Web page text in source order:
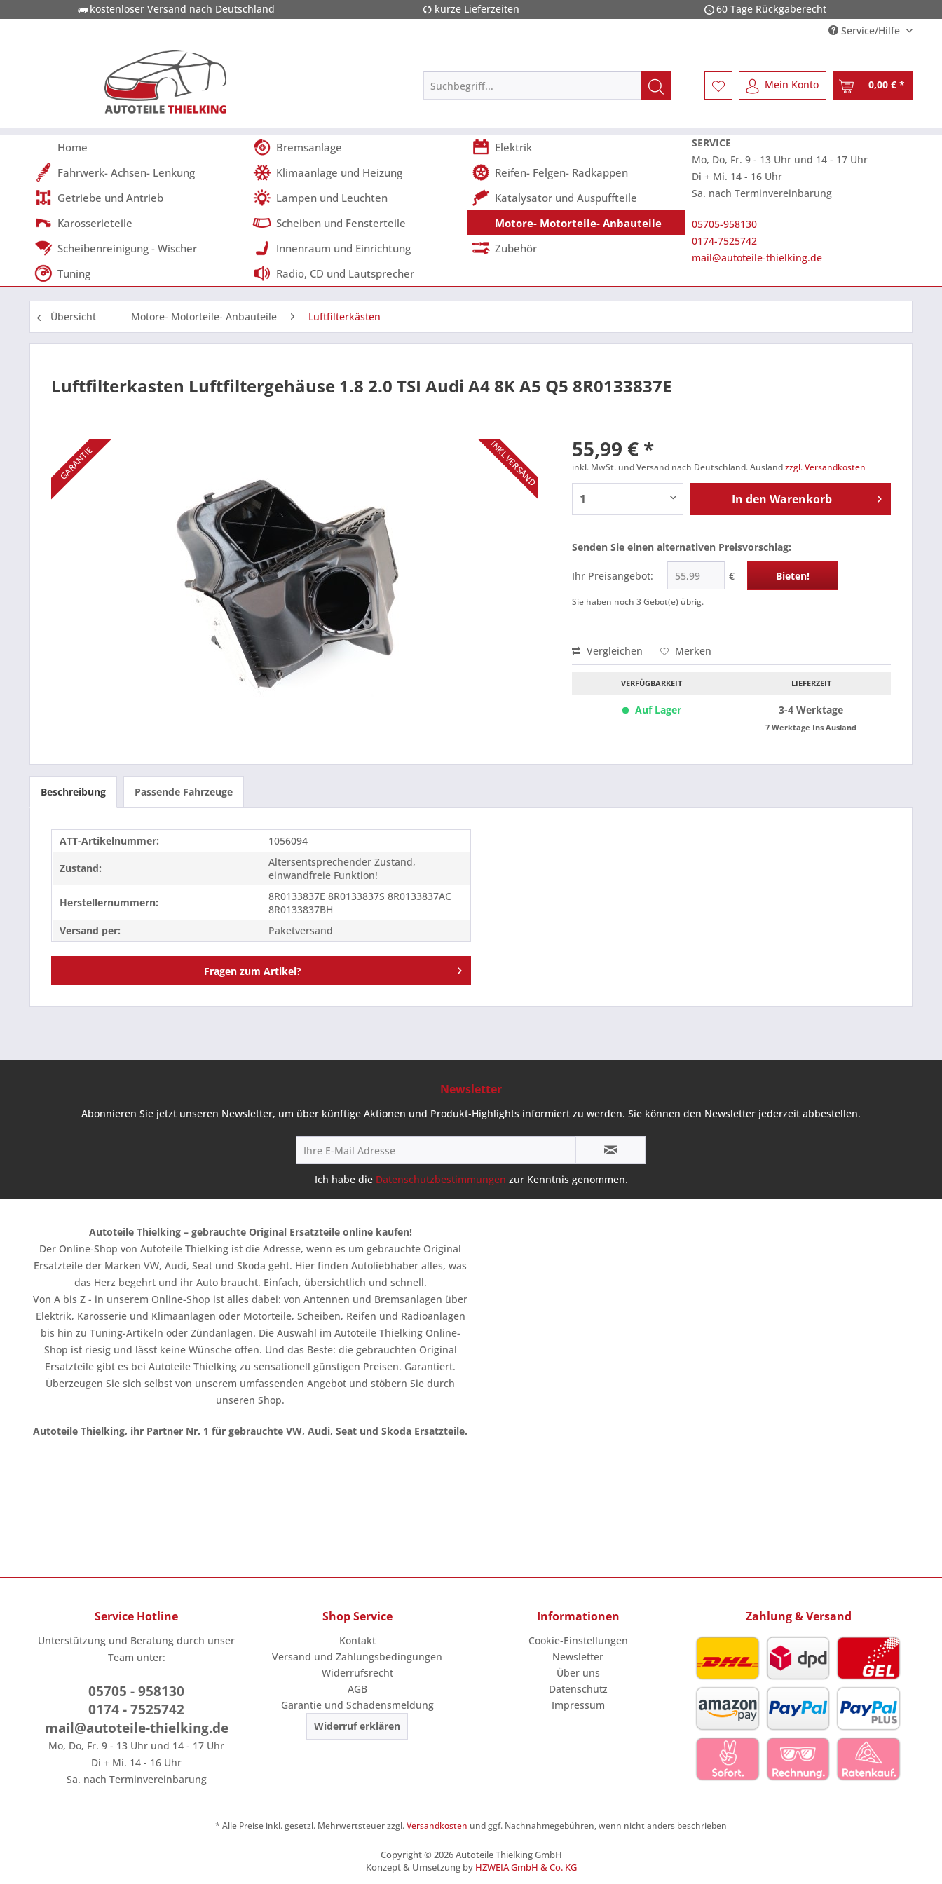
kostenloser Versand nach Deutschland kurze Lieferzeiten
60 Tage Rückgaberecht
Service/Hilfe
Mein Konto 0,00 € *
Home Bremsanlage
Elektrik
Fahrwerk- Achsen- Lenkung
Klimaanlage und Heizung
Reifen- Felgen- Radkappen
Getriebe und Antrieb
Lampen und Leuchten
Katalysator und Auspuffteile
Karosserieteile
Scheiben und Fensterteile
Motore- Motorteile- Anbauteile
Scheibenreinigung - Wischer
Innenraum und Einrichtung
Zubehör
Tuning
Radio, CD und Lautsprecher
SERVICE
Mo, Do, Fr. 9 - 13 Uhr und 14 - 17 Uhr
Di + Mi. 14 - 16 Uhr
Sa. nach Terminvereinbarung
05705-958130
0174-7525742
mail@autoteile-thielking.de
Übersicht Motore- Motorteile- Anbauteile Luftfilterkästen
Luftfilterkasten Luftfiltergehäuse 1.8 2.0 TSI Audi A4 8K A5 Q5 8R0133837E
GARANTIE INKL VERSAND 55,99 € *
inkl. MwSt. und Versand nach Deutschland. Auslandzzgl. Versandkosten
In den Warenkorb
Senden Sie einen alternativen Preisvorschlag:
Ihr Preisangebot: € Bieten!
Sie haben noch 3Gebot(e) übrig.
Vergleichen Merken
VERFÜGBARKEIT
Auf Lager
LIEFERZEIT
3-4 Werktage
7 Werktage Ins Ausland
Beschreibung Passende Fahrzeuge
ATT-Artikelnummer: 1056094
Zustand:
Altersentsprechender Zustand,
einwandfreie Funktion!
Herstellernummern:
8R0133837E 8R0133837S 8R0133837AC
8R0133837BH
Versand per:
Paketversand
Fragen zum Artikel?
Service Hotline
Unterstützung und Beratung durch unser
Team unter:
05705 - 958130
0174 - 7525742
mail@autoteile-thielking.de
Mo, Do, Fr. 9 - 13 Uhr und 14 - 17 Uhr
Di + Mi. 14 - 16 Uhr
Sa. nach Terminvereinbarung
Shop Service
Kontakt
Versand und Zahlungsbedingungen
Widerrufsrecht
AGB
Garantie und Schadensmeldung
Widerruf erklären
Informationen
Cookie-Einstellungen
Newsletter
Über uns
Datenschutz
Impressum
Zahlung & Versand
Newsletter
Abonnieren Sie jetzt unseren Newsletter, um über künftige Aktionen und Produkt-Highlights informiert zu werden. Sie können den Newsletter jederzeit abbestellen.
Ich habe die Datenschutzbestimmungen zur Kenntnis genommen.
Autoteile Thielking – gebrauchte Original Ersatzteile online kaufen!
Der Online-Shop von Autoteile Thielking ist die Adresse, wenn es um gebrauchte Original
Ersatzteile der Marken VW, Audi, Seat und Skoda geht. Hier finden Autoliebhaber alles, was
das Herz begehrt und ihr Auto braucht. Einfach, übersichtlich und schnell.
Von A bis Z - in unserem Online-Shop ist alles dabei: von Antennen und Bremsanlagen über
Elektrik, Karosserie und Klimaanlagen oder Motorteile, Scheiben, Reifen und Radioanlagen
bis hin zu Tuning-Artikeln oder Zündanlagen. Die Auswahl im Autoteile Thielking Online-
Shop ist riesig und lässt keine Wünsche offen. Und das Beste: die gebrauchten Original
Ersatzteile gibt es bei Autoteile Thielking zu sensationell günstigen Preisen. Garantiert.
Überzeugen Sie sich selbst von unserem umfassenden Angebot und stöbern Sie durch
unseren Shop.
Autoteile Thielking, ihr Partner Nr. 1 für gebrauchte VW, Audi, Seat und Skoda Ersatzteile.
* Alle Preise inkl. gesetzl. Mehrwertsteuer zzgl.Versandkosten und ggf. Nachnahmegebühren, wenn nicht anders beschrieben
Copyright © 2026 Autoteile Thielking GmbH
Konzept & Umsetzung by HZWEIA GmbH & Co. KG